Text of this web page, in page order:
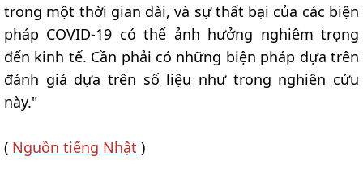
trong một thời gian dài, và sự thất bại của các biện
pháp COVID-19 có thể ảnh hưởng nghiêm trọng
đến kinh tế. Cần phải có những biện pháp dựa trên
đánh giá dựa trên số liệu như trong nghiên cứu
này."
( Nguồn tiếng Nhật )